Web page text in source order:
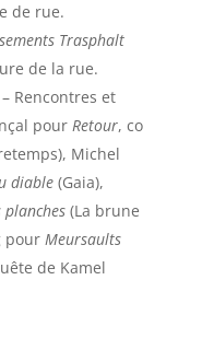
de rue.
Trasphalt
de la rue.
Rencontres et
pour Retour, co
Michel
diable(Gaia),
planches(La brune
pour Meursaults
de Kamel